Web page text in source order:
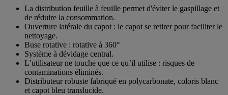
étoiles.
La distribution feuille à feuille permet d'éviter le gaspillage et
de réduire la consommation.
Ouverture latérale du capot : le capot se retirer pour faciliter le
nettoyage.
Buse rotative : rotative à 360°
Système à dévidage central.
L’utilisateur ne touche que ce qu’il utilise : risques de
contaminations éliminés.
Distributeur robuste fabriqué en polycarbonate, coloris blanc
et capot bleu translucide.